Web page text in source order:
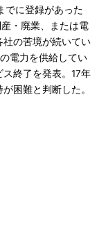
でに登録があった
・廃業、または電
の苦境が続いてい
電力を供給してい
終了を発表。17年
困難と判断した。